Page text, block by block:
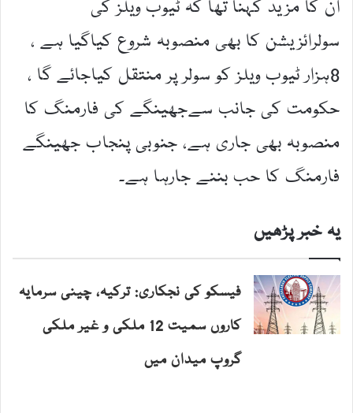
ان کا مزید کہنا تھا کہ ٹیوب ویلز کی
سولرائزیشن کا بھی منصوبہ شروع کیاگیا ہے ،
8ہزار ٹیوب ویلز کو سولر پر منتقل کیاجائے گا ،
حکومت کی جانب سےجھینگے کی فارمنگ کا
منصوبہ بھی جاری ہے، جنوبی پنجاب جھینگے
فارمنگ کا حب بننے جارہا ہے۔
یہ خبر پڑھیں
فیسکو کی نجکاری: ترکیہ، چینی سرمایہ
کاروں سمیت 12 ملکی و غیر ملکی
گروپ میدان میں